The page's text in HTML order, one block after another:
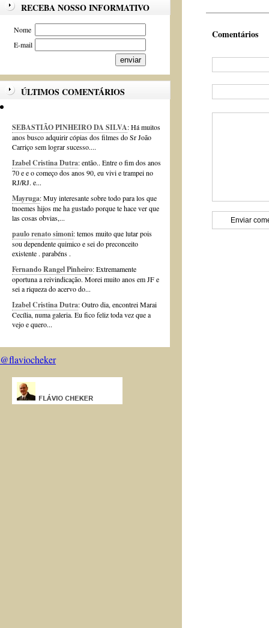
RECEBA NOSSO INFORMATIVO
Nome
E-mail
ÚLTIMOS COMENTÁRIOS
SEBASTIÃO PINHEIRO DA SILVA: Há muitos
anos busco adquirir cópias dos filmes do Sr João
Carriço sem lograr sucesso....
Izabel Cristina Dutra: então.. Entre o fim dos anos
70 e e o começo dos anos 90, eu vivi e trampei no
RJ/RJ. e...
Mayruga: Muy interesante sobre todo para los que
tnoemes hijos me ha gustado porque te hace ver que
las cosas obvias,...
paulo renato simoni: temos muito que lutar pois
sou dependente quimico e sei do preconceito
existente . parabéns .
Fernando Rangel Pinheiro: Extremamente
oportuna a reivindicação. Morei muito anos em JF e
sei a riqueza do acervo do...
Izabel Cristina Dutra: Outro dia, encontrei Marai
Cecília, numa galeria. Eu fico feliz toda vez que a
vejo e quero...
@flaviocheker
Comentários